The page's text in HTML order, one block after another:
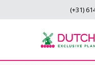
(+31)